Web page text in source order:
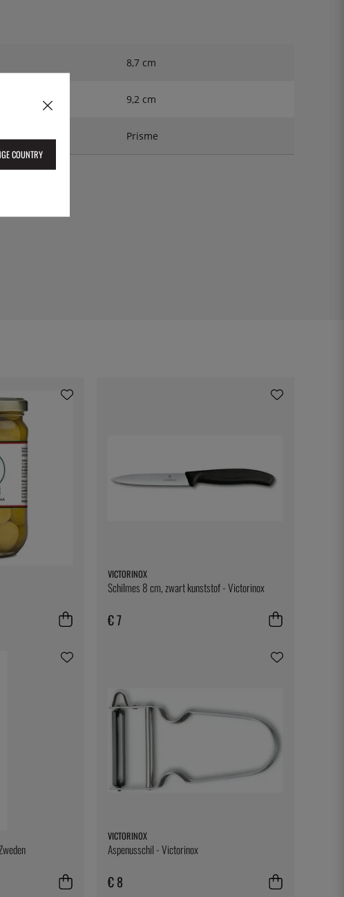
8,7 cm
9,2 cm
Prisme
dur1560d
VICTORINOX
Schilmes 8 cm, zwart kunststof - Victorinox
€ 7
VICTORINOX
Aspenusschil - Victorinox
€ 8
COUNTRY